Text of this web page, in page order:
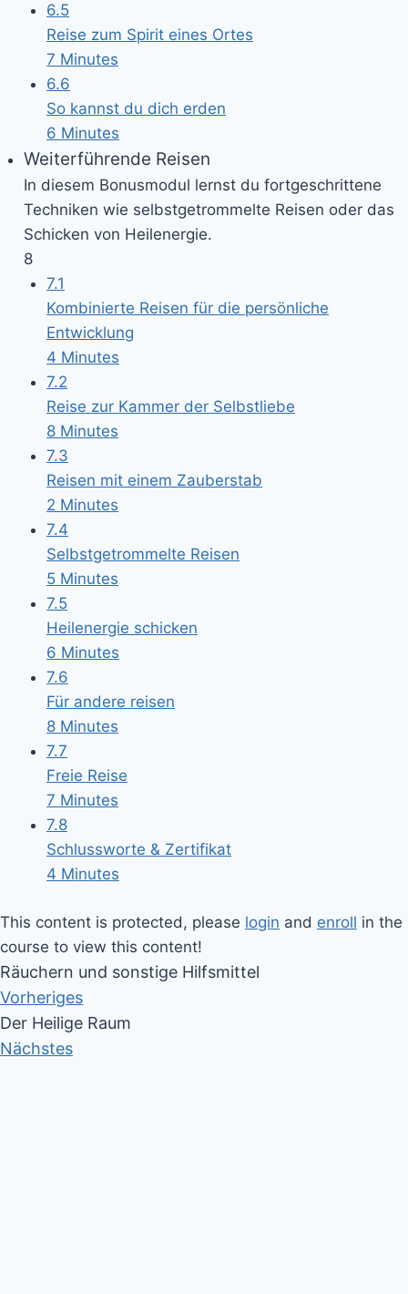
6.5
Reise zum Spirit eines Ortes
7 Minutes
6.6
So kannst du dich erden
6 Minutes
Weiterführende Reisen
In diesem Bonusmodul lernst du fortgeschrittene
Techniken wie selbstgetrommelte Reisen oder das
Schicken von Heilenergie.
8
7.1
Kombinierte Reisen für die persönliche
Entwicklung
4 Minutes
7.2
Reise zur Kammer der Selbstliebe
8 Minutes
7.3
Reisen mit einem Zauberstab
2 Minutes
7.4
Selbstgetrommelte Reisen
5 Minutes
7.5
Heilenergie schicken
6 Minutes
7.6
Für andere reisen
8 Minutes
7.7
Freie Reise
7 Minutes
7.8
Schlussworte & Zertifikat
4 Minutes
This content is protected, please login and enroll in the
course to view this content!
Räuchern und sonstige Hilfsmittel
Vorheriges
Der Heilige Raum
Nächstes